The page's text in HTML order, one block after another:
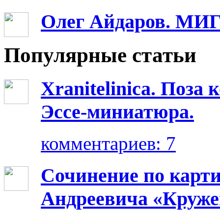
Олег Айдаров.
Популярные статьи
Xranitelinica. Поза
Эссе-миниатюра.
комментариев: 7
Сочинение по
Андреевича